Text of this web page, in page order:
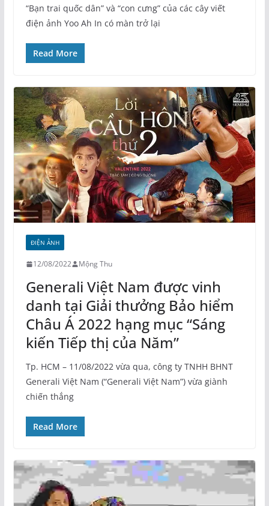
“Bạn trai quốc dân” và “con cưng” của các cây viết
điện ảnh Yoo Ah In có màn trở lại
Read More
ĐIỆN ẢNH
12/08/2022 Mộng Thu
Generali Việt Nam được vinh
danh tại Giải thưởng Bảo hiểm
Châu Á 2022 hạng mục “Sáng
kiến Tiếp thị của Năm”
Tp. HCM – 11/08/2022 vừa qua, công ty TNHH BHNT
Generali Việt Nam (“Generali Việt Nam”) vừa giành
chiến thắng
Read More